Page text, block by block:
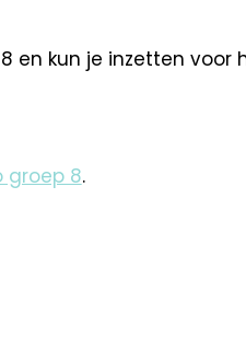
en kun je inzetten
groep 8.